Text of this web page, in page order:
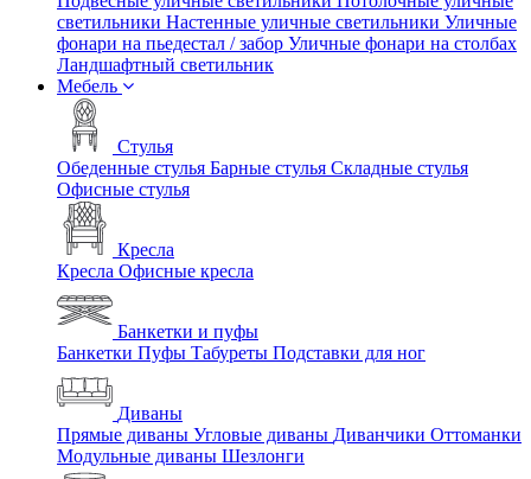
светильники Настенные уличные светильники Уличные
фонари на пьедестал / забор Уличные фонари на столбах
Ландшафтный светильник
Мебель
Стулья
Обеденные стулья Барные стулья Складные стулья
Офисные стулья
Кресла
Кресла Офисные кресла
Банкетки и пуфы
Банкетки Пуфы Табуреты Подставки для ног
Диваны
Прямые диваны Угловые диваны Диванчики Оттоманки
Модульные диваны Шезлонги